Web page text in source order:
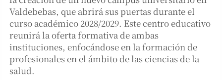
Valdebebas, que abrirá sus puertas durante el
curso académico 2028/2029. Este centro educativo
reunirá la oferta formativa de ambas
instituciones, enfocándose en la formación de
profesionales en el ámbito de las ciencias de la
salud.